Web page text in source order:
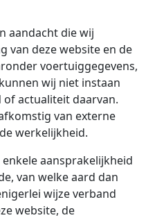
aandacht die wij
van deze website en de
voertuiggegevens,
wij niet instaan
actualiteit daarvan.
van externe
werkelijkheid.
aansprakelijkheid
van welke aard dan
wijze verband
website, de